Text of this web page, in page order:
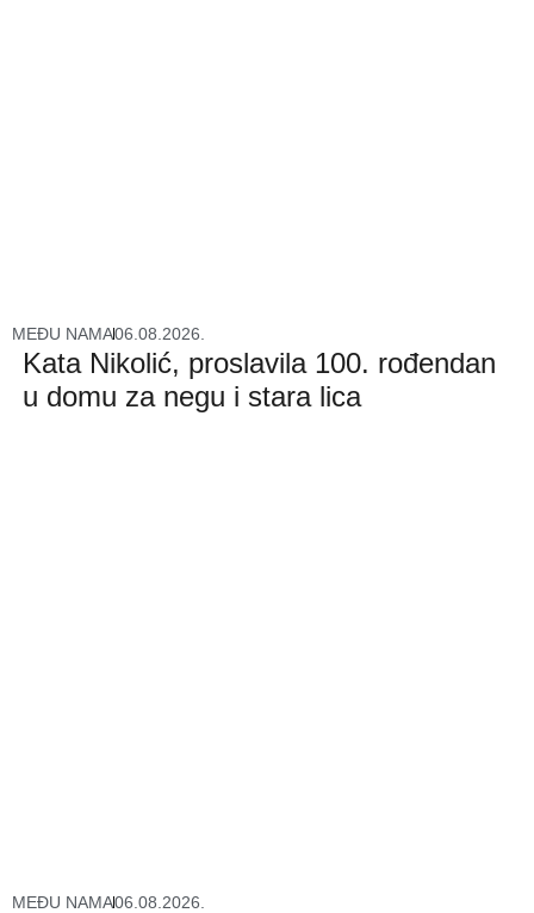
MEĐU NAMA06.08.2026.
Kata Nikolić, proslavila 100. rođendan
u domu za negu i stara lica
MEĐU NAMA06.08.2026.